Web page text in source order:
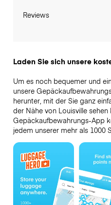
Reviews
Laden Sie sich unsere
Um es noch bequemer und
unsere
herunter, mit der Sie ganz
der Nähe von Louisville
Gepäckaufbewahrungs-App
jedem unserer mehr als 1000